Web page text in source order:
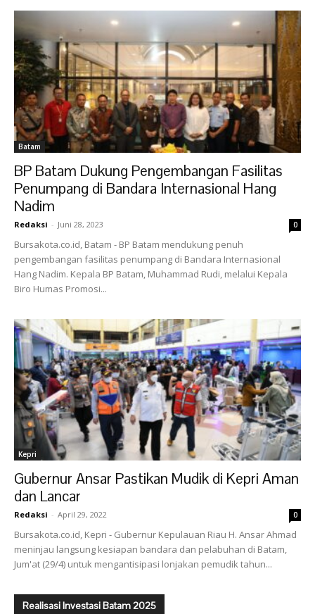
Batam
BP Batam Dukung Pengembangan Fasilitas
Penumpang di Bandara Internasional Hang
Nadim
Redaksi - Juni 28, 2023 0
Bursakota.co.id, Batam - BP Batam mendukung penuh
pengembangan fasilitas penumpang di Bandara Internasional
Hang Nadim. Kepala BP Batam, Muhammad Rudi, melalui Kepala
Biro Humas Promosi...
Kepri
Gubernur Ansar Pastikan Mudik di Kepri Aman
dan Lancar
Redaksi - April 29, 2022 0
Bursakota.co.id, Kepri - Gubernur Kepulauan Riau H. Ansar Ahmad
meninjau langsung kesiapan bandara dan pelabuhan di Batam,
Jum'at (29/4) untuk mengantisipasi lonjakan pemudik tahun...
Realisasi Investasi Batam 2025